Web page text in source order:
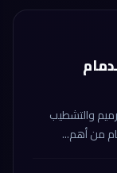
والتشطيب
من أهم...